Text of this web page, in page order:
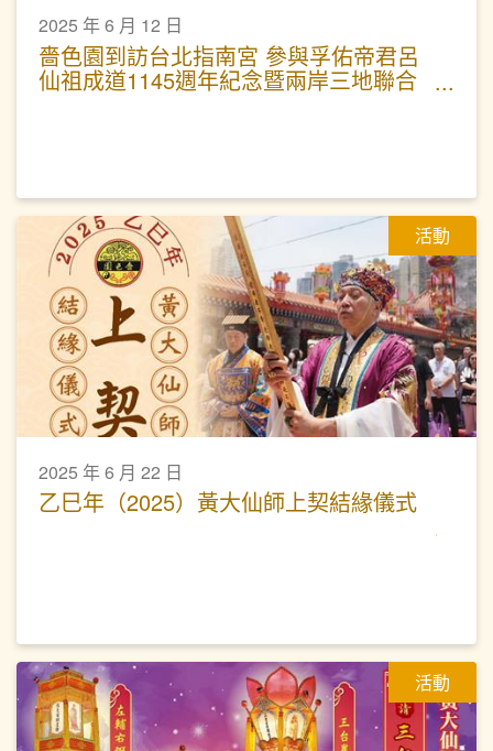
2025 年 6 月 12 日
嗇色園到訪台北指南宮 參與孚佑帝君呂
仙祖成道1145週年紀念暨兩岸三地聯合
活動
2025 年 6 月 22 日
乙巳年（2025）黃大仙師上契結緣儀式
活動